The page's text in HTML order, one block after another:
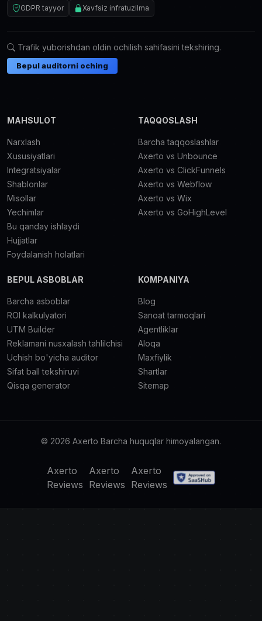
GDPR tayyor Xavfsiz infratuzilma
Trafik yuborishdan oldin ochilish sahifasini tekshiring.
Bepul auditorni oching
MAHSULOT
Narxlash
Xususiyatlari
Integratsiyalar
Shablonlar
Misollar
Yechimlar
Bu qanday ishlaydi
Hujjatlar
Foydalanish holatlari
TAQQOSLASH
Barcha taqqoslashlar
Axerto vs Unbounce
Axerto vs ClickFunnels
Axerto vs Webflow
Axerto vs Wix
Axerto vs GoHighLevel
BEPUL ASBOBLAR
Barcha asboblar
ROI kalkulyatori
UTM Builder
Reklamani nusxalash tahlilchisi
Uchish bo'yicha auditor
Sifat ball tekshiruvi
Qisqa generator
KOMPANIYA
Blog
Sanoat tarmoqlari
Agentliklar
Aloqa
Maxfiylik
Shartlar
Sitemap
© 2026 Axerto Barcha huquqlar himoyalangan.
Axerto
Reviews
Axerto
Reviews
Axerto
Reviews